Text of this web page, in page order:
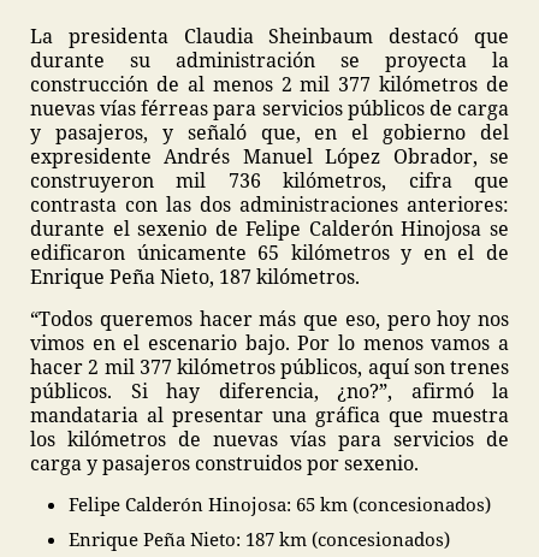
La presidenta Claudia Sheinbaum destacó que
durante su administración se proyecta la
construcción de al menos 2 mil 377 kilómetros de
nuevas vías férreas para servicios públicos de carga
y pasajeros, y señaló que, en el gobierno del
expresidente Andrés Manuel López Obrador, se
construyeron mil 736 kilómetros, cifra que
contrasta con las dos administraciones anteriores:
durante el sexenio de Felipe Calderón Hinojosa se
edificaron únicamente 65 kilómetros y en el de
Enrique Peña Nieto, 187 kilómetros.
“Todos queremos hacer más que eso, pero hoy nos
vimos en el escenario bajo. Por lo menos vamos a
hacer 2 mil 377 kilómetros públicos, aquí son trenes
públicos. Si hay diferencia, ¿no?”, afirmó la
mandataria al presentar una gráfica que muestra
los kilómetros de nuevas vías para servicios de
carga y pasajeros construidos por sexenio.
Felipe Calderón Hinojosa: 65 km (concesionados)
Enrique Peña Nieto: 187 km (concesionados)